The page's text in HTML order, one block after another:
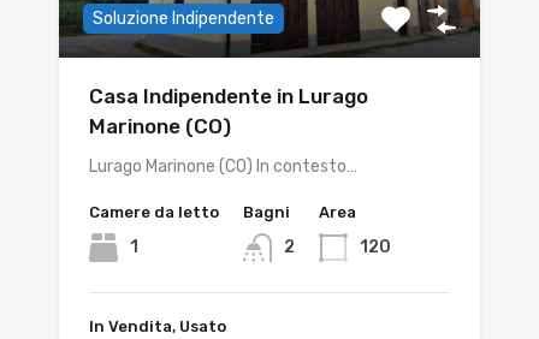
Soluzione Indipendente
Casa Indipendente in Lurago
Marinone (CO)
Lurago Marinone (CO) In contesto…
Camere da letto
1
Bagni
2
Area
120
In Vendita, Usato